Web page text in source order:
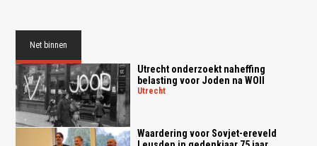
Net binnen
Utrecht onderzoekt naheffing
belasting voor Joden na WOII
utrecht
Waardering voor Sovjet-ereveld